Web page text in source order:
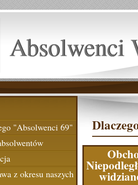
Absolwenci
"Absolwenci 69"
z okresu naszych